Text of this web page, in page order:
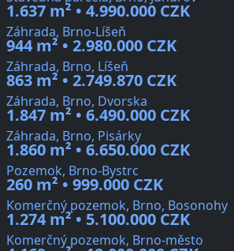
1.637 m² • 4.990.000 CZK
Záhrada, Brno-Líšeň
944 m² • 2.980.000 CZK
Záhrada, Brno, Líšeň
863 m² • 2.749.870 CZK
Záhrada, Brno, Dvorska
1.847 m² • 6.490.000 CZK
Záhrada, Brno, Pisárky
1.860 m² • 6.650.000 CZK
Pozemok, Brno-Bystrc
260 m² • 999.000 CZK
Komerčný pozemok, Brno, Bosonohy
1.274 m² • 5.100.000 CZK
Komerčný pozemok, Brno-město